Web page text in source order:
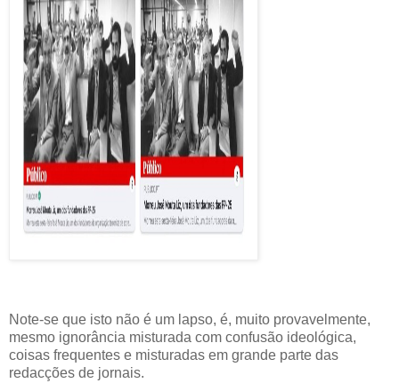
Note-se que isto não é um lapso, é, muito provavelmente,
mesmo ignorância misturada com confusão ideológica,
coisas frequentes e misturadas em grande parte das
redacções de jornais.